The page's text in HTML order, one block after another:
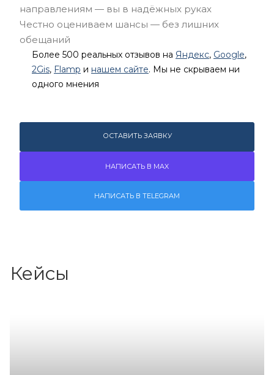
направлениям — вы в надёжных руках
Честно оцениваем шансы — без лишних
обещаний
Более 500 реальных отзывов на Яндекс, Google,
2Gis, Flamp и нашем сайте. Мы не скрываем ни
одного мнения
ОСТАВИТЬ ЗАЯВКУ
НАПИСАТЬ В MAX
НАПИСАТЬ В TELEGRAM
Кейсы